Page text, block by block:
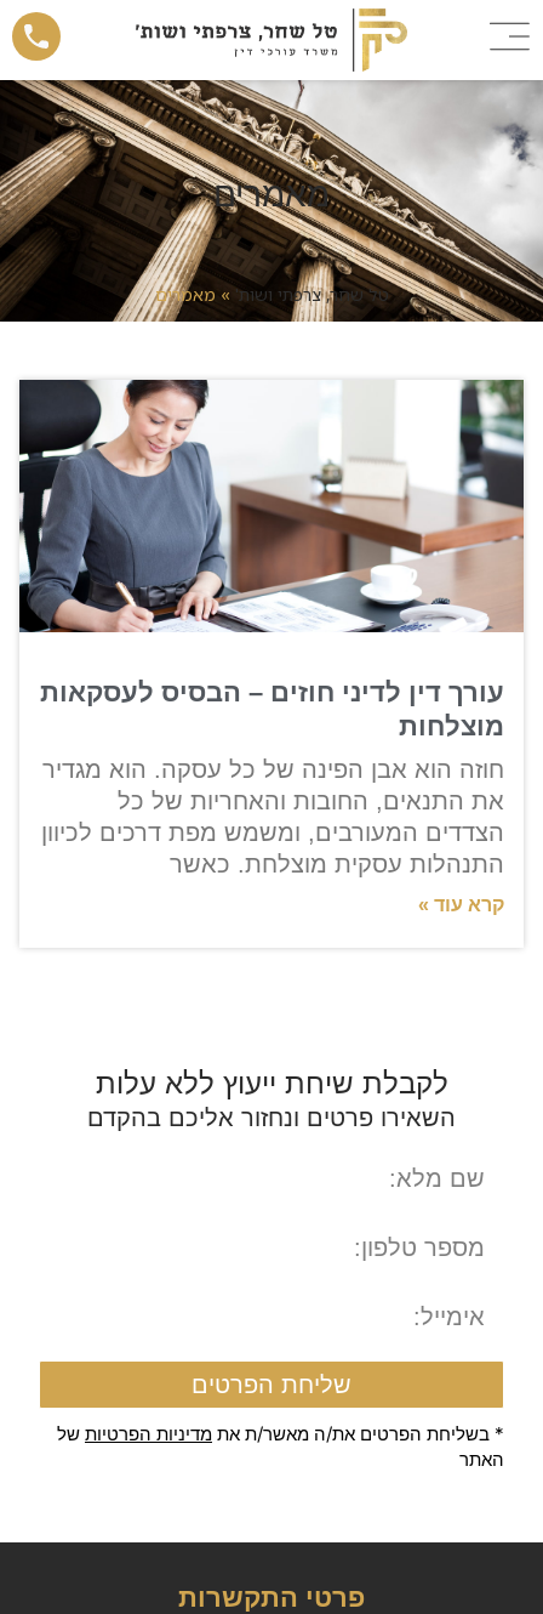
מאמרים
טל שחר, צרפתי ושות'» מאמרים
עורך דין לדיני חוזים – הבסיס לעסקאות
מוצלחות
חוזה הוא אבן הפינה של כל עסקה. הוא מגדיר
את התנאים, החובות והאחריות של כל
הצדדים המעורבים, ומשמש מפת דרכים לכיוון
התנהלות עסקית מוצלחת. כאשר
קרא עוד »
לקבלת שיחת ייעוץ ללא עלות
השאירו פרטים ונחזור אליכם בהקדם
שליחת הפרטים
* בשליחת הפרטים את/ה מאשר/ת את מדיניות הפרטיות של
האתר
פרטי התקשרות